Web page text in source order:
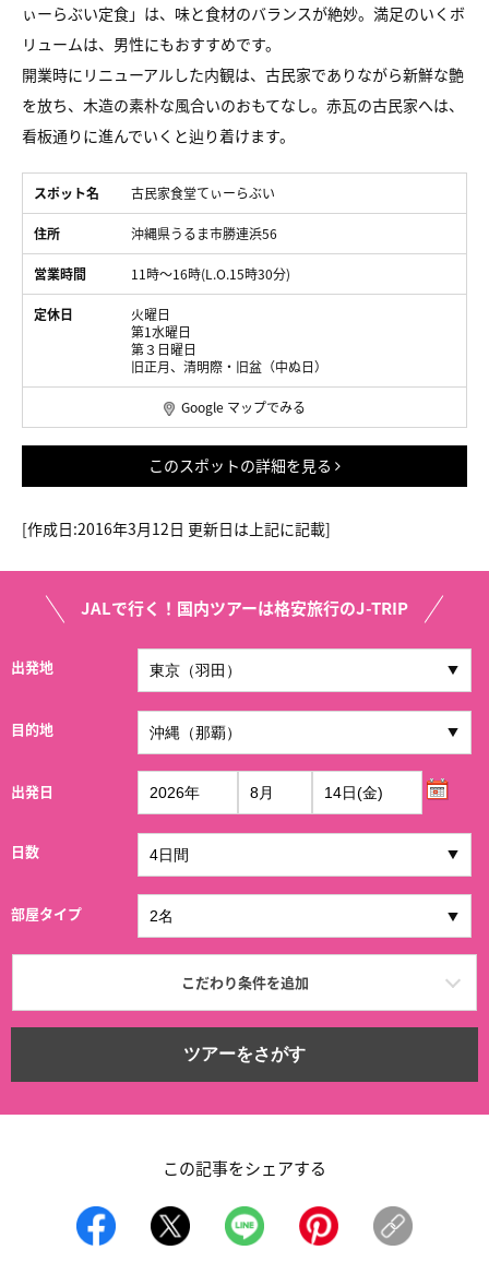
ぃーらぶい定食」は、味と食材のバランスが絶妙。満足のいくボ
リュームは、男性にもおすすめです。
開業時にリニューアルした内観は、古民家でありながら新鮮な艶
を放ち、木造の素朴な風合いのおもてなし。赤瓦の古民家へは、
看板通りに進んでいくと辿り着けます。
スポット名 古民家食堂てぃーらぶい
住所 沖縄県うるま市勝連浜56
営業時間 11時～16時(L.O.15時30分)
定休日
火曜日
第1水曜日
第３日曜日
旧正月、清明際・旧盆（中ぬ日）
Google マップでみる
このスポットの詳細を見る
[作成日:2016年3月12日 更新日は上記に記載]
JALで行く！国内ツアーは格安旅行のJ-TRIP
出発地
目的地
出発日
日数
部屋タイプ
こだわり条件を追加
ツアーをさがす
この記事をシェアする